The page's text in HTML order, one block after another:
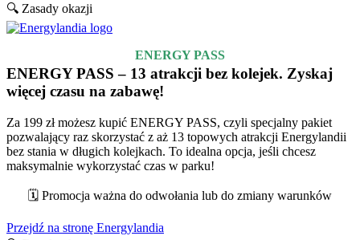
🔍 Zasady okazji
ENERGY PASS
ENERGY PASS – 13 atrakcji bez kolejek. Zyskaj
więcej czasu na zabawę!
Za 199 zł możesz kupić ENERGY PASS, czyli specjalny pakiet
pozwalający raz skorzystać z aż 13 topowych atrakcji Energylandii
bez stania w długich kolejkach. To idealna opcja, jeśli chcesz
maksymalnie wykorzystać czas w parku!
🗓️ Promocja ważna do odwołania lub do zmiany warunków
Przejdź na stronę Energylandia